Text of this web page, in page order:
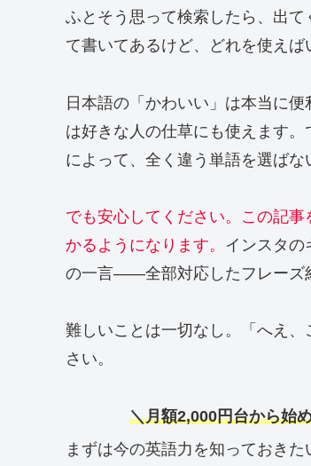
ふとそう思って検索したら、出
て書いてあるけど、どれを使え
日本語の「かわいい」は本当に
は好きな人の仕草にも使えます。
によって、全く違う単語を選ばな
でも安心してください。この記
かるようになります。 インスタの
の一言——全部対応したフレーズ
難しいことは一切なし。「へえ
さい。
＼月額2,000円台から始
まずは今の英語力を知っておきた